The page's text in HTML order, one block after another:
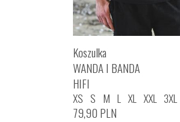
Koszulka
WANDA I BANDA
HIFI
XS S M L XL XXL 3XL
79,90 PLN